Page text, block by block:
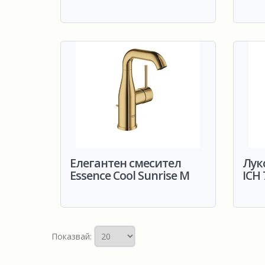
Елегантен смесител
Essence Cool Sunrise M ICH
Показвай: